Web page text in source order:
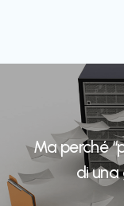
Ma perché
di